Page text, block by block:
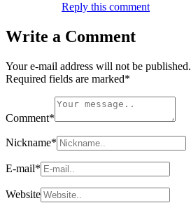
Reply this comment
Write a Comment
Your e-mail address will not be published.
Required fields are marked*
Comment*
Nickname*
E-mail*
Website